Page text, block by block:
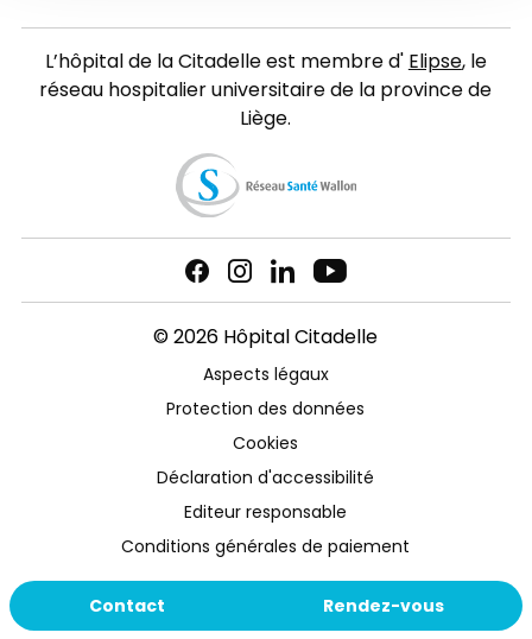
Contact Rendez-vous
L’hôpital de la Citadelle est membre d'Elipse, le
réseau hospitalier universitaire de la province de
Liège.
© 2026 Hôpital Citadelle
Aspects légaux
Protection des données
Cookies
Déclaration d'accessibilité
Editeur responsable
Conditions générales de paiement